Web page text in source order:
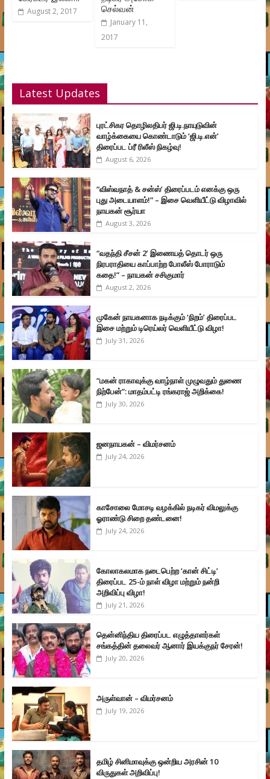
August 2, 2017
செல்வன்
January 11,
2017
Latest Updates
புரட்சிகர தொழிலதிபர் ஜி.டி.நாயுடுவின்
வாழ்க்கையை கொண்டாடும் ‘ஜி.டி.என்’
திரைப்பட ப்ரீ ரிலீஸ் நிகழ்வு!
August 6, 2026
“விஸ்வநாத் & சன்ஸ்’ திரைப்படம் எனக்கு ஒரு
புது அடையாளம்!” – இசை வெளியீட்டு விழாவில்
நாயகன் சூர்யா
August 3, 2026
“வதந்தி சீசன் 2’ இணையத் தொடர் ஒரு
நிரபராதியை காப்பாற்ற போலீஸ் போராடும்
கதை!” – நாயகன் சசிகுமார்
August 2, 2026
முகேன் நாயகனாக நடிக்கும் ‘நிறம்’ திரைப்பட
இசை மற்றும் டிரெய்லர் வெளியீட்டு விழா!
July 31, 2026
“மகன் ராகாவுக்கு வாழ்நாள் முழுவதும் துணை
நிற்பேன்”: மாதம்பட்டி ரங்கராஜ் அறிக்கை!
July 30, 2026
ஜனநாயகன் – விமர்சனம்
July 24, 2026
காசோலை மோசடி வழக்கில் நடிகர் விமலுக்கு
ஓராண்டு சிறை தண்டனை!
July 24, 2026
கோலாகலமாக நடைபெற்ற ‘கான் சிட்டி’
திரைப்பட 25-ம் நாள் விழா மற்றும் நன்றி
அறிவிப்பு விழா!
July 21, 2026
தென்னிந்திய திரைப்பட எழுத்தாளர்கள்
சங்கத்தின் தலைவர் ஆனார் இயக்குநர் சேரன்!
July 20, 2026
அருள்வான் – விமர்சனம்
July 19, 2026
தமிழ் சினிமாவுக்கு ஒன்றிய அரசின் 10
விருதுகள் அறிவிப்பு!